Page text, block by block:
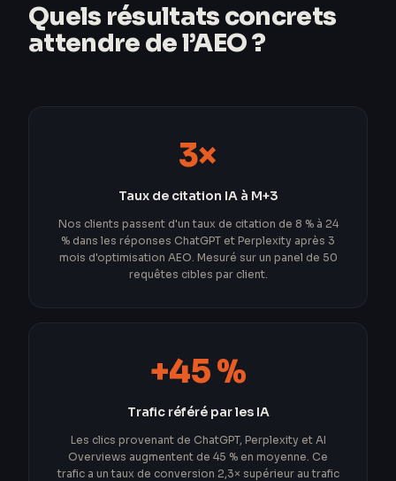
Quels résultats concrets
attendre de l’AEO ?
3×
Taux de citation IA à M+3
Nos clients passent d'un taux de citation de 8 % à 24
% dans les réponses ChatGPT et Perplexity après 3
mois d'optimisation AEO. Mesuré sur un panel de 50
requêtes cibles par client.
+45 %
Trafic référé par les IA
Les clics provenant de ChatGPT, Perplexity et AI
Overviews augmentent de 45 % en moyenne. Ce
trafic a un taux de conversion 2,3× supérieur au trafic